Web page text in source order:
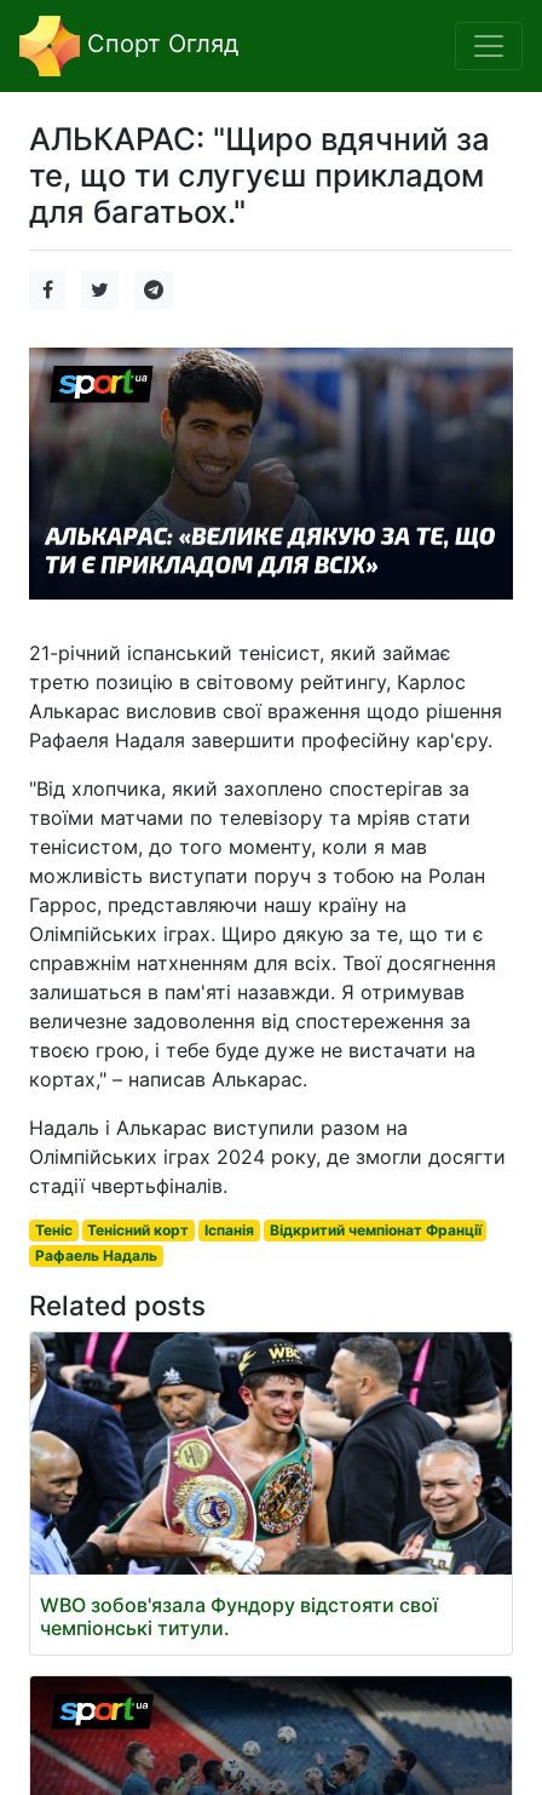
Спорт Огляд
АЛЬКАРАС: "Щиро вдячний за
те, що ти слугуєш прикладом
для багатьох."
21-річний іспанський тенісист, який займає
третю позицію в світовому рейтингу, Карлос
Алькарас висловив свої враження щодо рішення
Рафаеля Надаля завершити професійну кар'єру.
"Від хлопчика, який захоплено спостерігав за
твоїми матчами по телевізору та мріяв стати
тенісистом, до того моменту, коли я мав
можливість виступати поруч з тобою на Ролан
Гаррос, представляючи нашу країну на
Олімпійських іграх. Щиро дякую за те, що ти є
справжнім натхненням для всіх. Твої досягнення
залишаться в пам'яті назавжди. Я отримував
величезне задоволення від спостереження за
твоєю грою, і тебе буде дуже не вистачати на
кортах," – написав Алькарас.
Надаль і Алькарас виступили разом на
Олімпійських іграх 2024 року, де змогли досягти
стадії чвертьфіналів.
Теніс Тенісний корт Іспанія
Відкритий чемпіонат Франції
Рафаель Надаль
Related posts
WBO зобов'язала Фундору відстояти свої
чемпіонські титули.